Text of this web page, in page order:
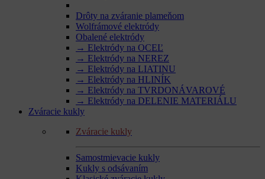
Drôty na zváranie plameňom
Wolfrámové elektródy
Obalené elektródy
→ Elektródy na OCEĽ
→ Elektródy na NEREZ
→ Elektródy na LIATINU
→ Elektródy na HLINÍK
→ Elektródy na TVRDONÁVAROVÉ
→ Elektródy na DELENIE MATERIÁLU
Zváracie kukly
Zváracie kukly
Samostmievacie kukly
Kukly s odsávaním